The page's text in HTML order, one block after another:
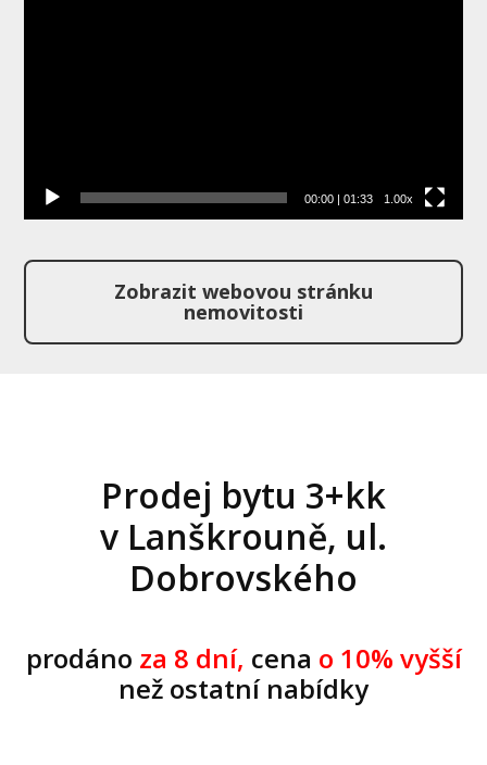
00:00| 01:33 1.00x
Zobrazit webovou stránku
nemovitosti
Prodej bytu 3+kk
v Lanškrouně, ul.
Dobrovského
prodáno za 8 dní, cena o 10% vyšší
než ostatní nabídky